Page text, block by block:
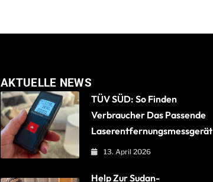
AKTUELLE NEWS
TÜV SÜD: So Finden
Verbraucher Das Passende
Laserentfernungsmessgerät
13. April 2026
Help Zur Sudan-